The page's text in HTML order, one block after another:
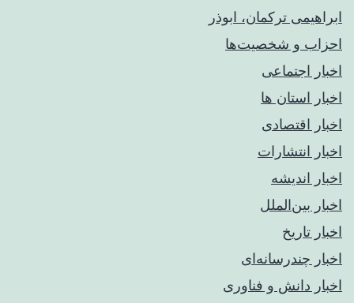
ابراهیمی ترکمان، ابوذر
احزاب و شخصیت‌ها
اخبار اجتماعی
اخبار استان ها
اخبار اقتصادی
اخبار انتشارات
اخبار اندیشه
اخبار بین‌الملل
اخبار تاریخ
اخبار چندرسانه‌ای
اخبار دانش و فناوری